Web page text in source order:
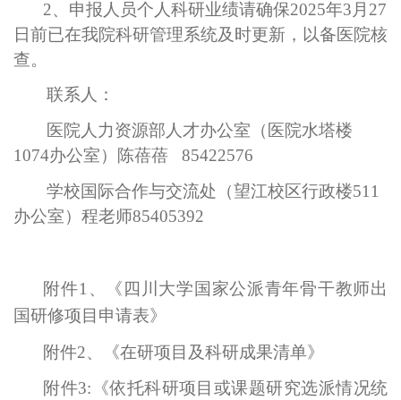
2、申报人员个人科研业绩请确保2025年3 月 27
日前已在我院科研管理系统及时更新，以备医院核
查。
联系人：
医院人力资源部人才办公室（医院水塔楼
1074办公室）陈蓓蓓 85422576
学校国际合作与交流处（望江校区行政楼511
办公室） 程老师85405392
附件1、《四川大学国家公派青年骨干教师出
国研修项目申请表》
附件2、《在研项目及科研成果清单》
附件3:《依托科研项目或课题研究选派情况统